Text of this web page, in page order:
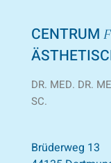
CENTRUM
DR. MED. DR.
SC.
Brüderweg 13